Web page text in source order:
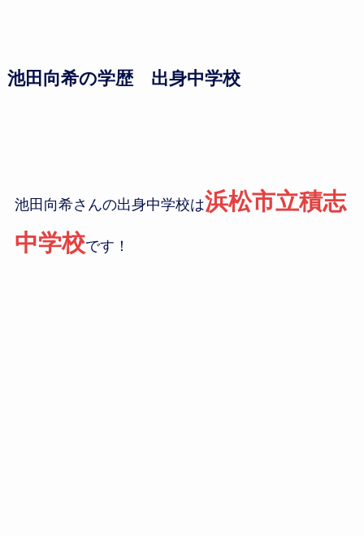
池田向希の学歴 出身中学校
池田向希さんの出身中学校は浜松市立積志
中学校です！